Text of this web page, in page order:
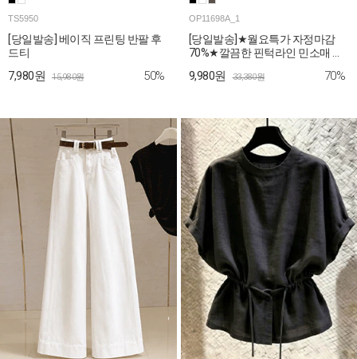
TS5950
[당일발송] 베이직 프린팅 반팔 후
드티
7,980원 15,980원 50%
OP11698A_1
[당일발송]★월요특가 자정마감
70%★깔끔한 핀턱라인 민소매 롱
9,980원 33,380원 70%